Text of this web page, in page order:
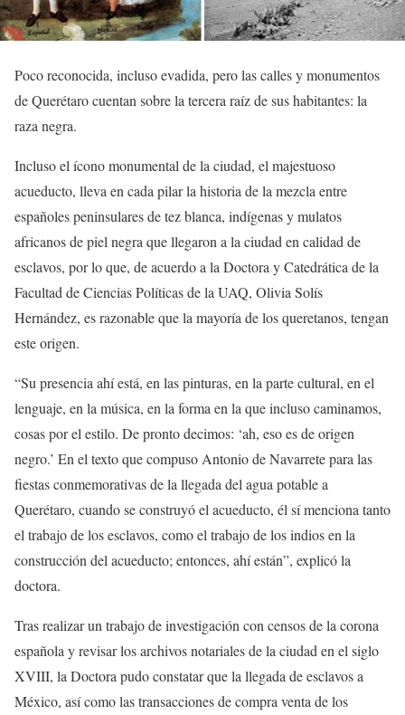
Poco reconocida, incluso evadida, pero las calles y monumentos
de Querétaro cuentan sobre la tercera raíz de sus habitantes: la
raza negra.
Incluso el ícono monumental de la ciudad, el majestuoso
acueducto, lleva en cada pilar la historia de la mezcla entre
españoles peninsulares de tez blanca, indígenas y mulatos
africanos de piel negra que llegaron a la ciudad en calidad de
esclavos, por lo que, de acuerdo a la Doctora y Catedrática de la
Facultad de Ciencias Políticas de la UAQ, Olivia Solís
Hernández, es razonable que la mayoría de los queretanos, tengan
este origen.
“Su presencia ahí está, en las pinturas, en la parte cultural, en el
lenguaje, en la música, en la forma en la que incluso caminamos,
cosas por el estilo. De pronto decimos: ‘ah, eso es de origen
negro.’ En el texto que compuso Antonio de Navarrete para las
fiestas conmemorativas de la llegada del agua potable a
Querétaro, cuando se construyó el acueducto, él sí menciona tanto
el trabajo de los esclavos, como el trabajo de los indios en la
construcción del acueducto; entonces, ahí están”, explicó la
doctora.
Tras realizar un trabajo de investigación con censos de la corona
española y revisar los archivos notariales de la ciudad en el siglo
XVIII, la Doctora pudo constatar que la llegada de esclavos a
México, así como las transacciones de compra venta de los